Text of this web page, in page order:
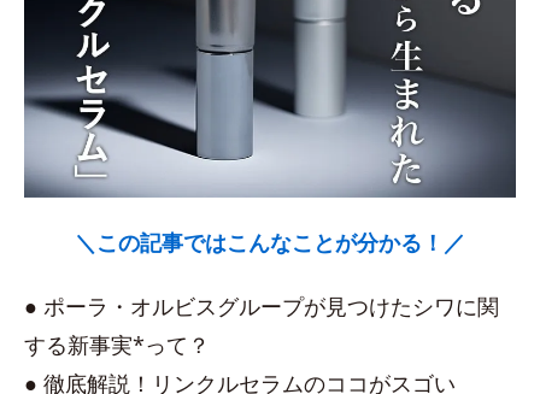
＼この記事ではこんなことが分かる！／
● ポーラ・オルビスグループが見つけたシワに関
する新事実*って？
● 徹底解説！リンクルセラムのココがスゴい